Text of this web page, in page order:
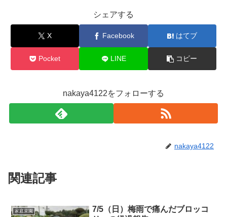
シェアする
X Facebook はてブ
Pocket LINE コピー
nakaya4122をフォローする
nakaya4122
関連記事
家庭菜園
7/5（日）梅雨で痛んだブロッコ